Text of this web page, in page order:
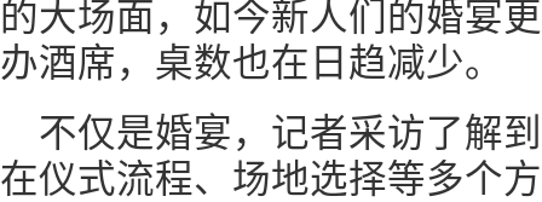
的大场面，如今新人们的婚宴
办酒席，桌数也在日趋减少。
不仅是婚宴，记者采访了解
在仪式流程、场地选择等多个